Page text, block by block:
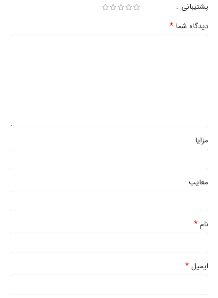
پشتیبانی
دیدگاه شما *
مزایا
معایب
نام *
ایمیل *